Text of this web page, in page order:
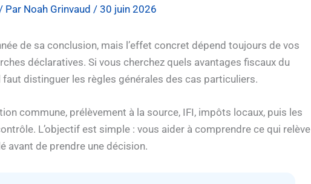
Par Noah Grinvaud/30 juin 2026
de sa conclusion, mais l’effet concret dépend toujours de vos
déclaratives. Si vous cherchez quels avantages fiscaux du
faut distinguer les règles générales des cas particuliers.
commune, prélèvement à la source, IFI, impôts locaux, puis les
L’objectif est simple : vous aider à comprendre ce qui relève
avant de prendre une décision.